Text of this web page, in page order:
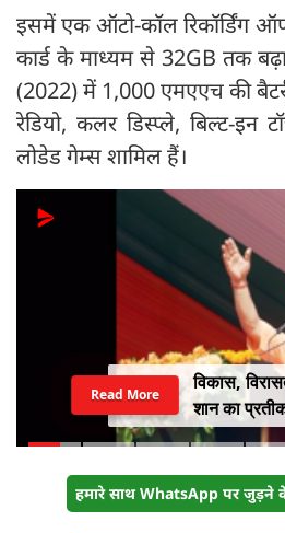
इसमें एक ऑटो-कॉल रिकॉर्डिंग
कार्ड के माध्यम से 32GB तक
(2022) में 1,000 एमएएच की
रेडियो, कलर डिस्प्ले, बिल्ट-इन
लोडेड गेम्स शामिल हैं।
विकास,
शान का
Read More
हमारे साथ WhatsApp पर जुड़ने